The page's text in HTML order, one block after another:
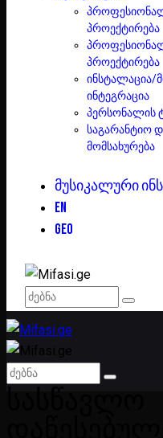
პროექტირება
პროექტირება
ინსტალაცია/
ინტეგრაცია
პერსონალის
საგარანტიო
მომსახურება
ᲛᲣᲡᲘᲙᲐᲚᲣᲠᲘ
EN
GEO
ᲡᲐᲡᲬᲐᲕᲚᲝ